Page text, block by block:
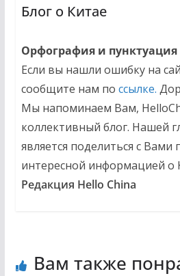
Блог о Китае
Орфография и пунктуация
Если вы нашли ошибку на
сообщите нам по ссылке.
Мы напоминаем Вам,
коллективный блог. Нашей
является поделиться с Вами
интересной информацией о
Редакция Hello China
Вам также